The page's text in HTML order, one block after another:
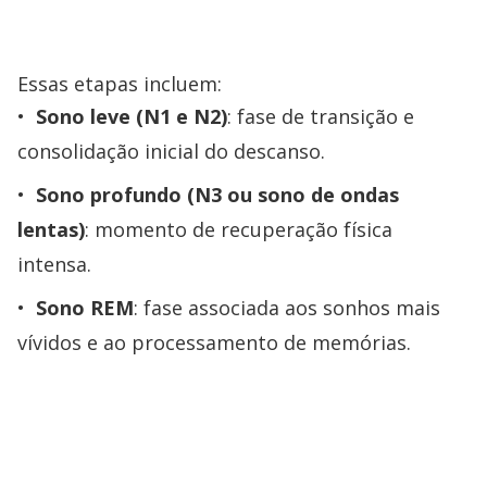
Essas etapas incluem:
Sono leve (N1 e N2): fase de transição e
consolidação inicial do descanso.
Sono profundo (N3 ou sono de ondas
lentas): momento de recuperação física
intensa.
Sono REM: fase associada aos sonhos mais
vívidos e ao processamento de memórias.